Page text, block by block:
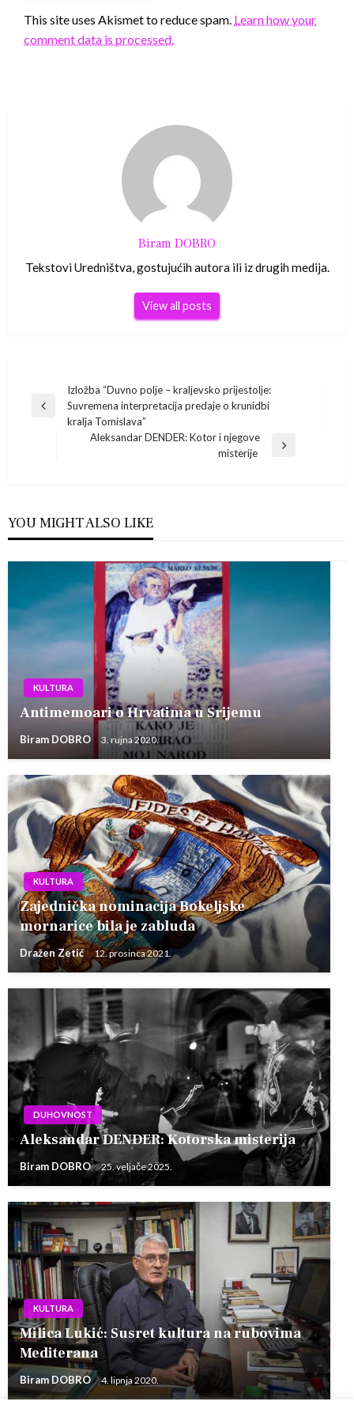
This site uses Akismet to reduce spam. Learn how your
comment data is processed.
Biram DOBRO
Tekstovi Uredništva, gostujućih autora ili iz drugih medija.
View all posts
Navigacija
objava
Previous
Izložba “Duvno polje – kraljevsko prijestolje:
Suvremena interpretacija predaje o krunidbi
kralja Tomislava”
Aleksandar DENDER: Kotor i njegove
misterije
YOU MIGHT ALSO LIKE
KULTURA
Antimemoari o Hrvatima u Srijemu
Biram DOBRO 3. rujna 2020.
KULTURA
Zajednička nominacija Bokeljske
mornarice bila je zabluda
Dražen Zetić 12. prosinca 2021.
DUHOVNOST
Aleksandar DENDER: Kotorska misterija
Biram DOBRO 25. veljače 2025.
KULTURA
Milica Lukić: Susret kultura na rubovima
Mediterana
Biram DOBRO 4. lipnja 2020.